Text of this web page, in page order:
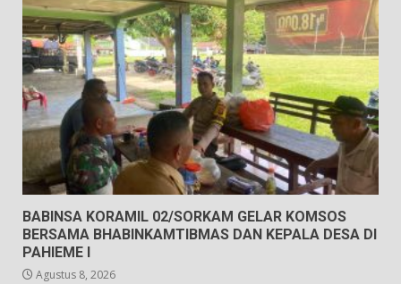
BABINSA KORAMIL 02/SORKAM GELAR KOMSOS
BERSAMA BHABINKAMTIBMAS DAN KEPALA DESA DI
PAHIEME I
Agustus 8, 2026